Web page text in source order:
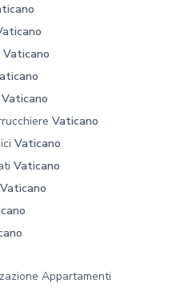
Vaticano
Vaticano
Vaticano
Vaticano
Vaticano
Vaticano
Appartamenti